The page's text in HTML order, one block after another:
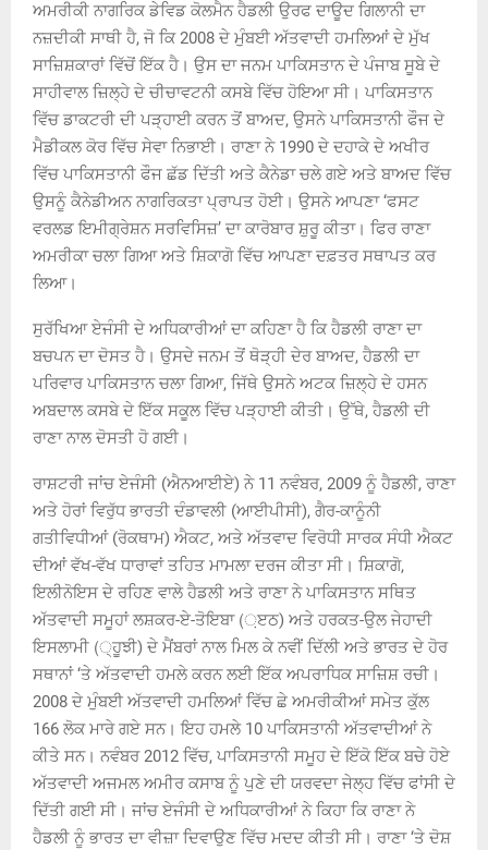
ਅਮਰੀਕੀ ਨਾਗਰਿਕ ਡੇਵਿਡ ਕੋਲਮੈਨ ਹੈਡਲੀ ਉਰਫ ਦਾਊਦ ਗਿਲਾਨੀ ਦਾ
ਨਜ਼ਦੀਕੀ ਸਾਥੀ ਹੈ, ਜੋ ਕਿ 2008 ਦੇ ਮੁੰਬਈ ਅੱਤਵਾਦੀ ਹਮਲਿਆਂ ਦੇ ਮੁੱਖ
ਸਾਜ਼ਿਸ਼ਕਾਰਾਂ ਵਿੱਚੋਂ ਇੱਕ ਹੈ। ਉਸ ਦਾ ਜਨਮ ਪਾਕਿਸਤਾਨ ਦੇ ਪੰਜਾਬ ਸੂਬੇ ਦੇ
ਸਾਹੀਵਾਲ ਜ਼ਿਲ੍ਹੇ ਦੇ ਚੀਚਾਵਟਨੀ ਕਸਬੇ ਵਿੱਚ ਹੋਇਆ ਸੀ। ਪਾਕਿਸਤਾਨ
ਵਿੱਚ ਡਾਕਟਰੀ ਦੀ ਪੜ੍ਹਾਈ ਕਰਨ ਤੋਂ ਬਾਅਦ, ਉਸਨੇ ਪਾਕਿਸਤਾਨੀ ਫੌਜ ਦੇ
ਮੈਡੀਕਲ ਕੋਰ ਵਿੱਚ ਸੇਵਾ ਨਿਭਾਈ। ਰਾਣਾ ਨੇ 1990 ਦੇ ਦਹਾਕੇ ਦੇ ਅਖੀਰ
ਵਿੱਚ ਪਾਕਿਸਤਾਨੀ ਫੌਜ ਛੱਡ ਦਿੱਤੀ ਅਤੇ ਕੈਨੇਡਾ ਚਲੇ ਗਏ ਅਤੇ ਬਾਅਦ ਵਿੱਚ
ਉਸਨੂੰ ਕੈਨੇਡੀਅਨ ਨਾਗਰਿਕਤਾ ਪ੍ਰਾਪਤ ਹੋਈ। ਉਸਨੇ ਆਪਣਾ ‘ਫਸਟ
ਵਰਲਡ ਇਮੀਗ੍ਰੇਸ਼ਨ ਸਰਵਿਸਿਜ਼’ ਦਾ ਕਾਰੋਬਾਰ ਸ਼ੁਰੂ ਕੀਤਾ। ਫਿਰ ਰਾਣਾ
ਅਮਰੀਕਾ ਚਲਾ ਗਿਆ ਅਤੇ ਸ਼ਿਕਾਗੋ ਵਿੱਚ ਆਪਣਾ ਦਫ਼ਤਰ ਸਥਾਪਤ ਕਰ
ਲਿਆ।
ਸੁਰੱਖਿਆ ਏਜੰਸੀ ਦੇ ਅਧਿਕਾਰੀਆਂ ਦਾ ਕਹਿਣਾ ਹੈ ਕਿ ਹੈਡਲੀ ਰਾਣਾ ਦਾ
ਬਚਪਨ ਦਾ ਦੋਸਤ ਹੈ। ਉਸਦੇ ਜਨਮ ਤੋਂ ਥੋੜ੍ਹੀ ਦੇਰ ਬਾਅਦ, ਹੈਡਲੀ ਦਾ
ਪਰਿਵਾਰ ਪਾਕਿਸਤਾਨ ਚਲਾ ਗਿਆ, ਜਿੱਥੇ ਉਸਨੇ ਅਟਕ ਜ਼ਿਲ੍ਹੇ ਦੇ ਹਸਨ
ਅਬਦਾਲ ਕਸਬੇ ਦੇ ਇੱਕ ਸਕੂਲ ਵਿੱਚ ਪੜ੍ਹਾਈ ਕੀਤੀ। ਉੱਥੇ, ਹੈਡਲੀ ਦੀ
ਰਾਣਾ ਨਾਲ ਦੋਸਤੀ ਹੋ ਗਈ।
ਰਾਸ਼ਟਰੀ ਜਾਂਚ ਏਜੰਸੀ (ਐਨਆਈਏ) ਨੇ 11 ਨਵੰਬਰ, 2009 ਨੂੰ ਹੈਡਲੀ, ਰਾਣਾ
ਅਤੇ ਹੋਰਾਂ ਵਿਰੁੱਧ ਭਾਰਤੀ ਦੰਡਾਵਲੀ (ਆਈਪੀਸੀ), ਗੈਰ-ਕਾਨੂੰਨੀ
ਗਤੀਵਿਧੀਆਂ (ਰੋਕਥਾਮ) ਐਕਟ, ਅਤੇ ਅੱਤਵਾਦ ਵਿਰੋਧੀ ਸਾਰਕ ਸੰਧੀ ਐਕਟ
ਦੀਆਂ ਵੱਖ-ਵੱਖ ਧਾਰਾਵਾਂ ਤਹਿਤ ਮਾਮਲਾ ਦਰਜ ਕੀਤਾ ਸੀ। ਸ਼ਿਕਾਗੋ,
ਇਲੀਨੋਇਸ ਦੇ ਰਹਿਣ ਵਾਲੇ ਹੈਡਲੀ ਅਤੇ ਰਾਣਾ ਨੇ ਪਾਕਿਸਤਾਨ ਸਥਿਤ
ਅੱਤਵਾਦੀ ਸਮੂਹਾਂ ਲਸ਼ਕਰ-ਏ-ਤੋਇਬਾ (਼ੲਠ) ਅਤੇ ਹਰਕਤ-ਉਲ ਜੇਹਾਦੀ
ਇਸਲਾਮੀ (੍ਹੂਝੀ) ਦੇ ਮੈਂਬਰਾਂ ਨਾਲ ਮਿਲ ਕੇ ਨਵੀਂ ਦਿੱਲੀ ਅਤੇ ਭਾਰਤ ਦੇ ਹੋਰ
ਸਥਾਨਾਂ ‘ਤੇ ਅੱਤਵਾਦੀ ਹਮਲੇ ਕਰਨ ਲਈ ਇੱਕ ਅਪਰਾਧਿਕ ਸਾਜ਼ਿਸ਼ ਰਚੀ।
2008 ਦੇ ਮੁੰਬਈ ਅੱਤਵਾਦੀ ਹਮਲਿਆਂ ਵਿੱਚ ਛੇ ਅਮਰੀਕੀਆਂ ਸਮੇਤ ਕੁੱਲ
166 ਲੋਕ ਮਾਰੇ ਗਏ ਸਨ। ਇਹ ਹਮਲੇ 10 ਪਾਕਿਸਤਾਨੀ ਅੱਤਵਾਦੀਆਂ ਨੇ
ਕੀਤੇ ਸਨ। ਨਵੰਬਰ 2012 ਵਿੱਚ, ਪਾਕਿਸਤਾਨੀ ਸਮੂਹ ਦੇ ਇੱਕੋ ਇੱਕ ਬਚੇ ਹੋਏ
ਅੱਤਵਾਦੀ ਅਜਮਲ ਅਮੀਰ ਕਸਾਬ ਨੂੰ ਪੁਣੇ ਦੀ ਯਰਵਦਾ ਜੇਲ੍ਹ ਵਿੱਚ ਫਾਂਸੀ ਦੇ
ਦਿੱਤੀ ਗਈ ਸੀ। ਜਾਂਚ ਏਜੰਸੀ ਦੇ ਅਧਿਕਾਰੀਆਂ ਨੇ ਕਿਹਾ ਕਿ ਰਾਣਾ ਨੇ
ਹੈਡਲੀ ਨੂੰ ਭਾਰਤ ਦਾ ਵੀਜ਼ਾ ਦਿਵਾਉਣ ਵਿੱਚ ਮਦਦ ਕੀਤੀ ਸੀ। ਰਾਣਾ ‘ਤੇ ਦੋਸ਼